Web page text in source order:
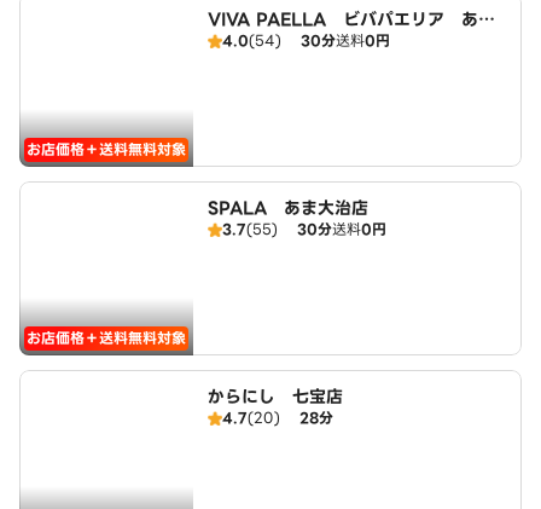
お店価格＋送料無料対象
VIVA PAELLA ビバパエリア あま
大治店
4.0(54) 30分送料0円
お店価格＋送料無料対象
SPALA あま大治店
3.7(55) 30分送料0円
からにし 七宝店
4.7(20) 28分